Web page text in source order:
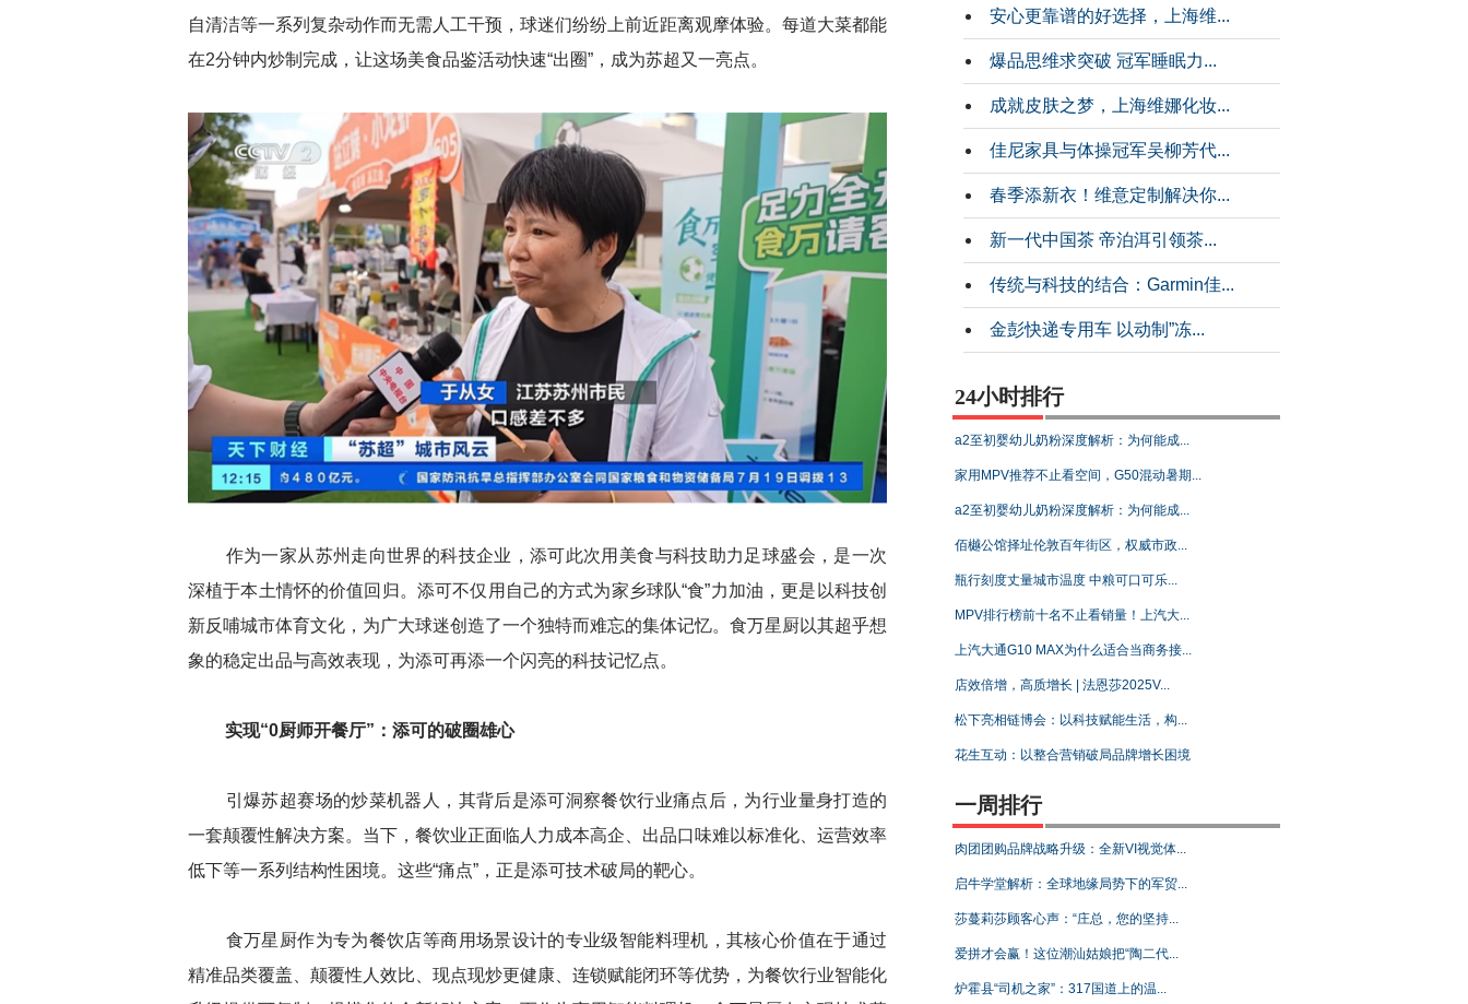
自清洁等一系列复杂动作而无需人工干预，球迷们纷纷上前近距离观摩体验。每道大菜都能
在2分钟内炒制完成，让这场美食品鉴活动快速“出圈”，成为苏超又一亮点。
作为一家从苏州走向世界的科技企业，添可此次用美食与科技助力足球盛会，是一次
深植于本土情怀的价值回归。添可不仅用自己的方式为家乡球队“食”力加油，更是以科技创
新反哺城市体育文化，为广大球迷创造了一个独特而难忘的集体记忆。食万星厨以其超乎想
象的稳定出品与高效表现，为添可再添一个闪亮的科技记忆点。
实现“0厨师开餐厅”： 添可的破圈雄心
引爆苏超赛场的炒菜机器人，其背后是添可洞察餐饮行业痛点后，为行业量身打造的
一套颠覆性解决方案。当下，餐饮业正面临人力成本高企、出品口味难以标准化、运营效率
低下等一系列结构性困境。这些“痛点”，正是添可技术破局的靶心。
食万星厨作为专为餐饮店等商用场景设计的专业级智能料理机，其核心价值在于通过
精准品类覆盖、颠覆性人效比、现点现炒更健康、连锁赋能闭环等优势，为餐饮行业智能化
安心更靠谱的好选择，上海维...
爆品思维求突破 冠军睡眠力...
成就皮肤之梦，上海维娜化妆...
佳尼家具与体操冠军吴柳芳代...
春季添新衣！维意定制解决你...
新一代中国茶 帝泊洱引领茶...
传统与科技的结合：Garmin佳...
金彭快递专用车 以动制”冻...
24小时排行
a2至初婴幼儿奶粉深度解析：为何能成...
家用MPV推荐不止看空间，G50混动暑期...
a2至初婴幼儿奶粉深度解析：为何能成...
佰樾公馆择址伦敦百年街区，权威市政...
瓶行刻度丈量城市温度 中粮可口可乐...
MPV排行榜前十名不止看销量！上汽大...
上汽大通G10 MAX为什么适合当商务接...
店效倍增，高质增长 | 法恩莎2025V...
松下亮相链博会：以科技赋能生活，构...
花生互动：以整合营销破局品牌增长困境
一周排行
肉团团购品牌战略升级：全新VI视觉体...
启牛学堂解析：全球地缘局势下的军贸...
莎蔓莉莎顾客心声：“庄总，您的坚持...
爱拼才会赢！这位潮汕姑娘把“陶二代...
炉霍县“司机之家”：317国道上的温...